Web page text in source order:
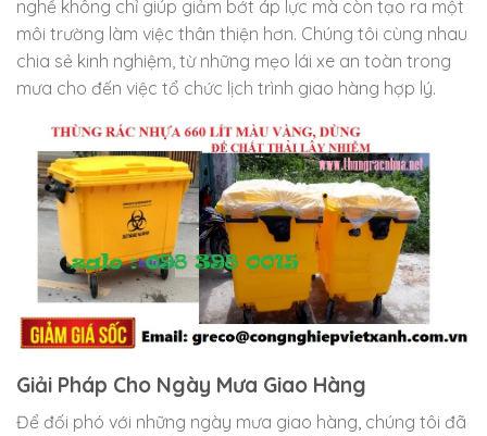
nghề không chỉ giúp giảm bớt áp lực mà còn tạo ra một
môi trường làm việc thân thiện hơn. Chúng tôi cùng nhau
chia sẻ kinh nghiệm, từ những mẹo lái xe an toàn trong
mưa cho đến việc tổ chức lịch trình giao hàng hợp lý.
Giải Pháp Cho Ngày Mưa Giao Hàng
Để đối phó với những ngày mưa giao hàng, chúng tôi đã